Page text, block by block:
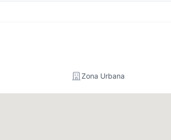
Zona Urbana